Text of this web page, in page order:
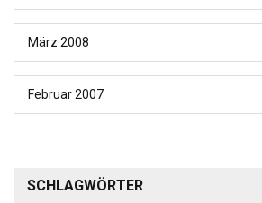
März 2008
Februar 2007
SCHLAGWÖRTER